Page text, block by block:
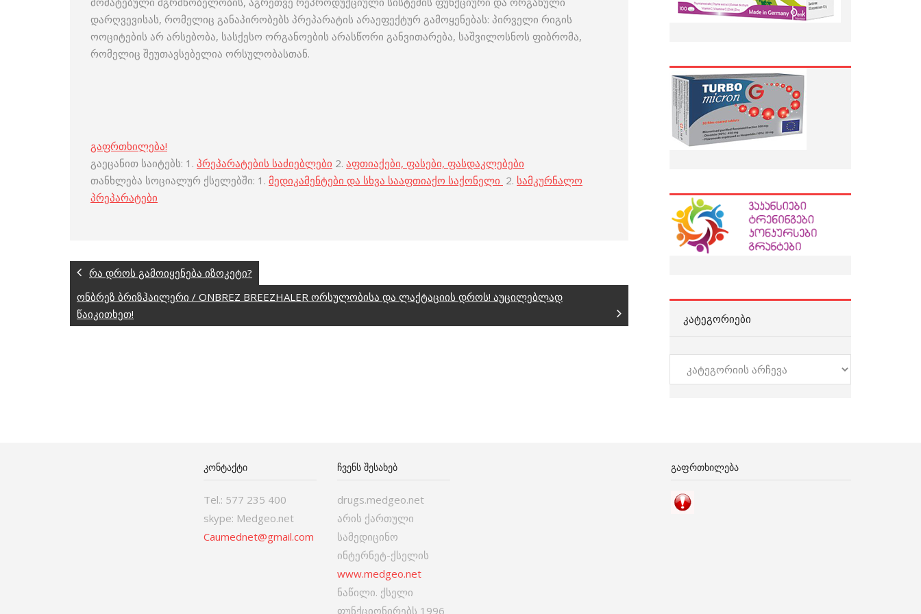
დარღვევისას, რომელიც განაპირობებს პრეპარატის არაეფექტურ გამოყენებას: პირველი რიგის
ოოციტების არ არსებობა, სასქესო ორგანოების არასწორი განვითარება, საშვილოსნოს ფიბრომა,
რომელიც შეუთავსებელია ორსულობასთან.
გაფრთხილება!
გაეცანით საიტებს: 1. პრეპარატების საძიებლები 2. აფთიაქები, ფასები, ფასდაკლებები
თანხლება სოციალურ ქსელებში: 1. მედიკამენტები და სხვა სააფთიაქო საქონელი 2. სამკურნალო
პრეპარატები
რა დროს გამოიყენება იზოკეტი?
ონბრეზ ბრიზჰაილერი / ONBREZ BREEZHALER ორსულობისა და ლაქტაციის დროს! აუცილებლად
წაიკითხეთ!
ᲙᲐᲢᲔᲒᲝᲠᲘᲔᲑᲘ
კატეგორიები
ᲙᲝᲜᲢᲐᲥᲢᲘ
Tel.: 577 235 400
skype: Medgeo.net
Caumednet@gmail.com
ᲩᲕᲔᲜᲡ ᲨᲔᲡᲐᲮᲔᲑ
drugs.medgeo.net
არის ქართული
სამედიცინო
ინტერნეტ-ქსელის
www.medgeo.net
ნაწილი. ქსელი
ფუნქციონირებს 1996
ᲒᲐᲤᲠᲗᲮᲘᲚᲔᲑᲐ